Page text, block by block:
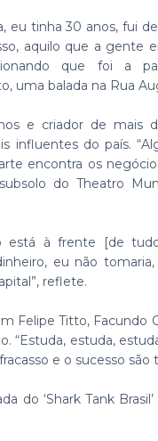
eu tinha 30 anos, fui
aquilo que a gente
que foi a
uma balada na Rua
e criador de mais
influentes do país.
encontra os
do Theatro
está à frente [de
eu não
reflete.
Felipe Titto, Facundo
“Estuda, estuda,
e o sucesso são
do ‘Shark Tank